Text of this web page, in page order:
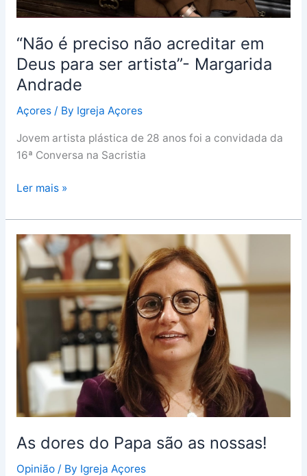
“Não é preciso não acreditar em
Deus para ser artista”- Margarida
Andrade
Açores/ By Igreja Açores
Jovem artista plástica de 28 anos foi a convidada da
16ª Conversa na Sacristia
Ler mais »
As dores do Papa são as nossas!
Opinião/ By Igreja Açores
As
dores
do
Papa
as
nossas!